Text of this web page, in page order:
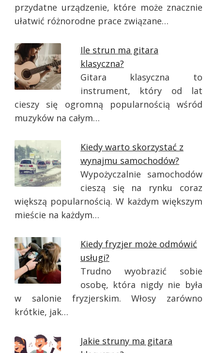
przydatne urządzenie, które może znacznie
ułatwić różnorodne prace związane…
Ile strun ma gitara
klasyczna?
Gitara klasyczna to
instrument, który od lat
cieszy się ogromną popularnością wśród
muzyków na całym…
Kiedy warto skorzystać z
wynajmu samochodów?
Wypożyczalnie samochodów
cieszą się na rynku coraz
większą popularnością. W każdym większym
mieście na każdym…
Kiedy fryzjer może odmówić
usługi?
Trudno wyobrazić sobie
osobę, która nigdy nie była
w salonie fryzjerskim. Włosy zarówno
krótkie, jak…
Jakie struny ma gitara